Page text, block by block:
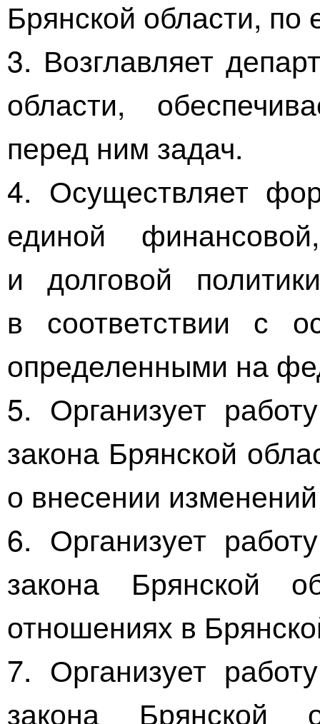
Брянской области,
3. Возглавляет
области,
перед ним задач.
4. Осуществляет
единой
и долговой
в соответствии с
определенными на
5. Организует
закона Брянской
о внесении
6. Организует
закона Брянской
отношениях в
7. Организует
закона Брянской